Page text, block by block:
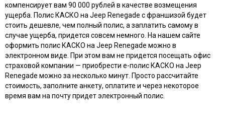
компенсирует вам 90 000 рублей в качестве возмещения
ущерба. Полис КАСКО на Jeep Renegade с франшизой будет
стоить дешевле, чем полный полис, а заплатить самому в
случае ущерба, придется совсем немного. На нашем сайте
оформить полис КАСКО на Jeep Renegade можно в
электронном виде. При этом вам не придется посещать офис
страховой компании — приобрести e-полис КАСКО на Jeep
Renegade можно за несколько минут. Просто рассчитайте
стоимость, заполните анкету, оплатите и через некоторое
время вам на почту придет электронный полис.